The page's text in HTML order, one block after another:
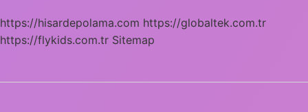
https://hisardepolama.com https://globaltek.com.tr
https://flykids.com.tr Sitemap